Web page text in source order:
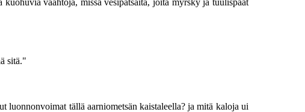
vaahtoja, missä vesipatsaita, joita myrsky ja tuulispäät
sitä."
tällä aarniometsän kaistaleella? ja mitä kaloja ui